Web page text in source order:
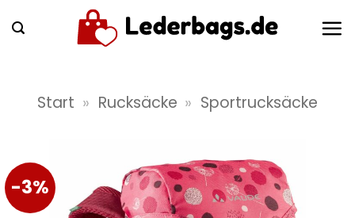
Inhalt
Start » Rucksäcke » Sportrucksäcke
-3%